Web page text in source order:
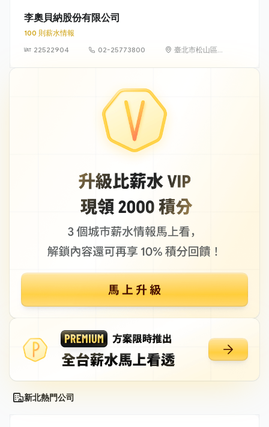
李奧貝納股份有限公司
100 則薪水情報
22522904
02-25773800
臺北市松山區南
新北熱門公司